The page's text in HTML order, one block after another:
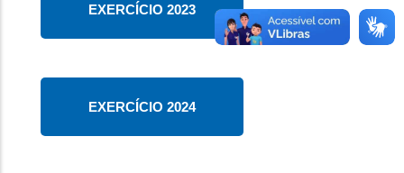
EXERCÍCIO 2023
EXERCÍCIO 2024